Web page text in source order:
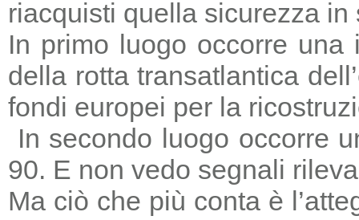
riacquisti quella sicurezza
In primo luogo occorre
della rotta transatlantica
fondi europei per la
In secondo luogo occorre
90. E non vedo segnali
Ma ciò che più conta è